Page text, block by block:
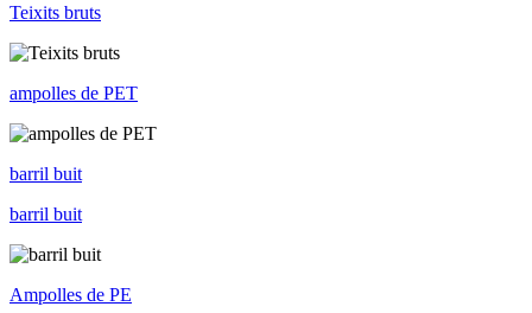
Teixits bruts
ampolles de PET
barril buit
barril buit
Ampolles de PE